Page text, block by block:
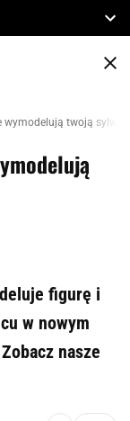
wymodelują twoją
figurę i
w nowym
nasze